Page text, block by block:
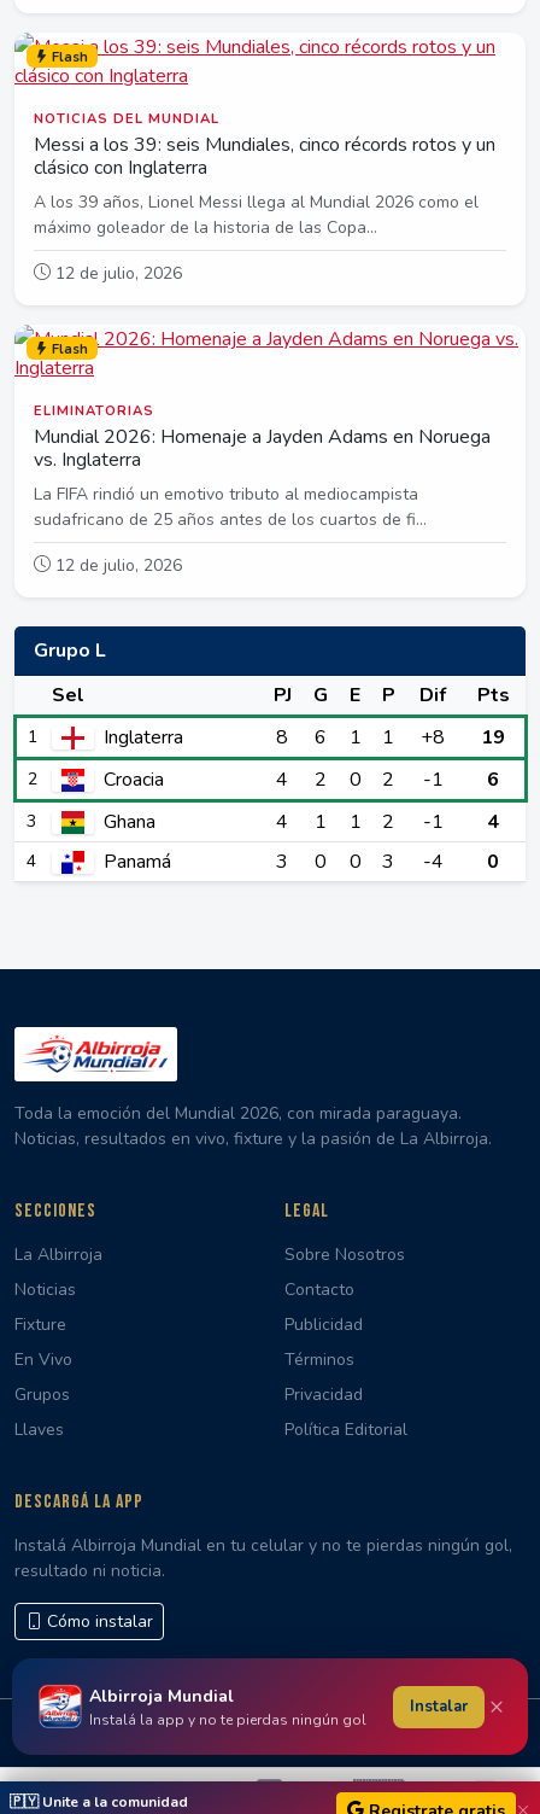
Flash
NOTICIAS DEL MUNDIAL
Messi a los 39: seis Mundiales, cinco récords rotos y un
clásico con Inglaterra
A los 39 años, Lionel Messi llega al Mundial 2026 como el
máximo goleador de la historia de las Copa...
12 de julio, 2026
Flash
ELIMINATORIAS
Mundial 2026: Homenaje a Jayden Adams en Noruega
vs. Inglaterra
La FIFA rindió un emotivo tributo al mediocampista
sudafricano de 25 años antes de los cuartos de fi...
12 de julio, 2026
Grupo L
Sel
PJ G E P Dif Pts
1 Inglaterra 8 6 1 1 +8 19
2 Croacia 4 2 0 2 -1 6
3 Ghana 4 1 1 2 -1 4
4 Panamá 3 0 0 3 -4 0
Toda la emoción del Mundial 2026, con mirada paraguaya.
Noticias, resultados en vivo, fixture y la pasión de La Albirroja.
SECCIONES
La Albirroja
Noticias
Fixture
En Vivo
Grupos
Llaves
LEGAL
Sobre Nosotros
Contacto
Publicidad
Términos
Privacidad
Política Editorial
DESCARGÁ LA APP
Instalá Albirroja Mundial en tu celular y no te pierdas ningún gol,
resultado ni noticia.
Cómo instalar
© 2026 Albirroja Mundial · Hecho con 🇵🇾 en Paraguay
🇵🇾
🇵🇾 Unite a la comunidad
Albirroja Mundial
Instalá la app y no te pierdas ningún gol
Instalar ×